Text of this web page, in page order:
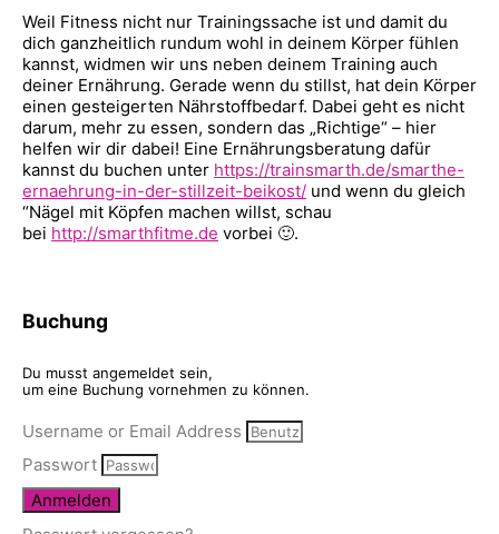
Weil Fitness nicht nur Trainingssache ist und damit du
dich ganzheitlich rundum wohl in deinem Körper fühlen
kannst, widmen wir uns neben deinem Training auch
deiner Ernährung. Gerade wenn du stillst, hat dein Körper
einen gesteigerten Nährstoffbedarf. Dabei geht es nicht
darum, mehr zu essen, sondern das „Richtige“ – hier
helfen wir dir dabei! Eine Ernährungsberatung dafür
kannst du buchen unter https://trainsmarth.de/smarthe-
ernaehrung-in-der-stillzeit-beikost/ und wenn du gleich
“Nägel mit Köpfen machen willst, schau
bei http://smarthfitme.de vorbei 🙂.
Buchung
Du musst angemeldet sein,
um eine Buchung vornehmen zu können.
Username or Email Address
Passwort
Anmelden